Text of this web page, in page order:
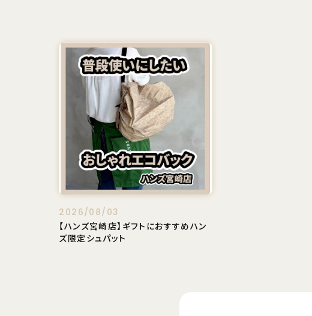
2026/08/03
【ハンズ宮崎店】ギフトにおすすめハン
ズ限定シュパット